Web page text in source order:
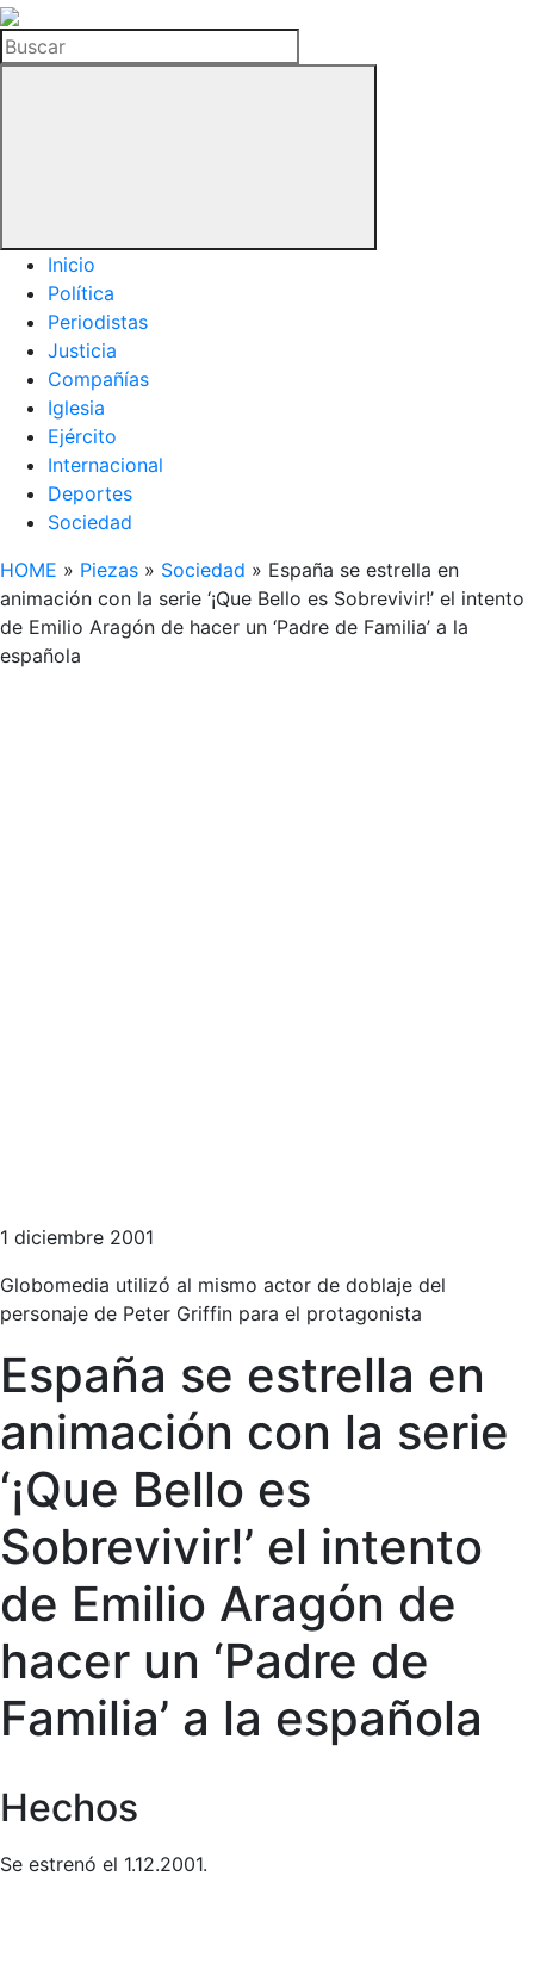
La
Hemeroteca
del
Buscar
Inicio
Política
Periodistas
Justicia
Compañías
Iglesia
Ejército
Internacional
Deportes
Sociedad
HOME » Piezas » Sociedad » España se estrella en
animación con la serie ‘¡Que Bello es Sobrevivir!’ el intento
de Emilio Aragón de hacer un ‘Padre de Familia’ a la
española
1 diciembre 2001
Globomedia utilizó al mismo actor de doblaje del
personaje de Peter Griffin para el protagonista
España se estrella en
animación con la serie
‘¡Que Bello es
Sobrevivir!’ el intento
de Emilio Aragón de
hacer un ‘Padre de
Familia’ a la española
Hechos
Se estrenó el 1.12.2001.